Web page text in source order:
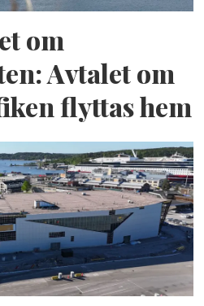
om
Avtalet om
flyttas hem